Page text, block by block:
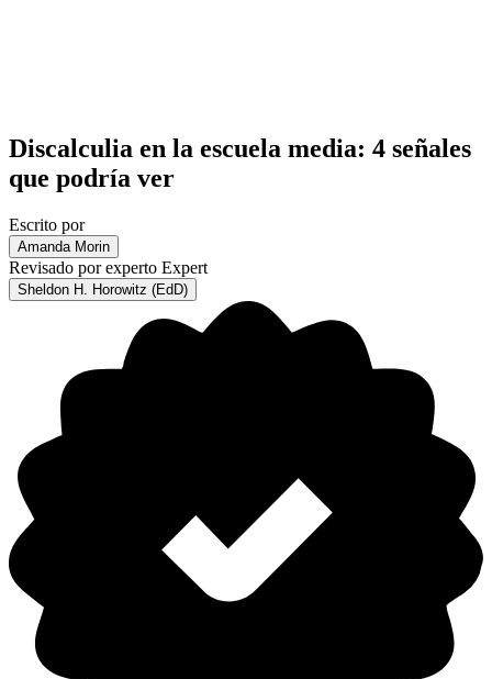
Discalculia en la escuela media: 4 señales
que podría ver
Escrito por
Amanda Morin
Revisado por experto Expert
Sheldon H. Horowitz (EdD)